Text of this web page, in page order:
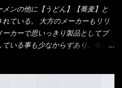
私が受け付けますので・・・と
やつ、安いのは嫌うんだな！？こ
分は越えたと思うけど・・・出て
メシ【ホーリーバジル香る、タイ
料理屋さんには、辛味剤・酢・ナ
ンの他に【うどん】【蕎麦】と
ている。 大方のメーカーもリリ
カーで思いっきり製品としてブ
いる事も少なからずあり、今回